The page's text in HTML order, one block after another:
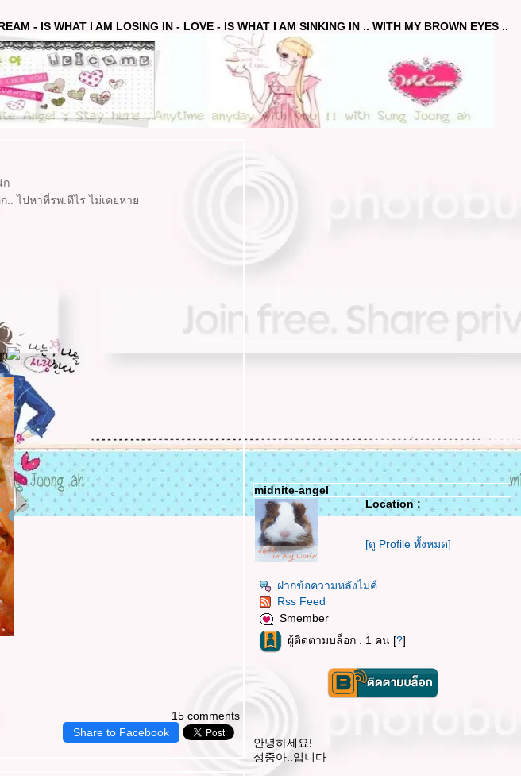
- IS WHAT I AM LOSING IN - LOVE - IS WHAT I AM SINKING IN .. WITH MY BROWN EYES ..
ก
.. ไปหาที่รพ.ทีไร ไม่เคยหา
15 comments
Share to Facebook
midnite-angel
Location :
[ดู Profile ทั้งหมด]
ฝากข้อความหลังไมค์
Rss Feed
Smember
ผู้ติดตามบล็อก : 1 คน [?]
안녕하세요!
성중아..입니다